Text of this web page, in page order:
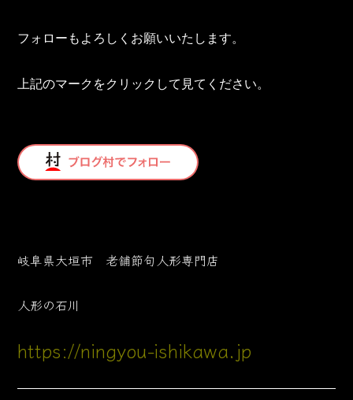
フォローもよろしくお願いいたします。
上記のマークをクリックして見てください。
岐阜県大垣市 老舗節句人形専門店
人形の石川
https://ningyou-ishikawa.jp